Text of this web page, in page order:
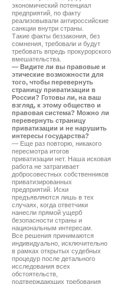
экономический потенциал
предприятий, по факту
реализовывали антироссийские
санкции внутри страны.
Такие факты беззакония, без
сомнения, требовали и будут
требовать впредь прокурорского
вмешательства.
— Видите ли вы правовые и
этические возможности для
того, чтобы перевернуть
страницу приватизации в
России? Готовы ли, на ваш
взгляд, к этому общество и
правовая система? Можно ли
перевернуть страницу
приватизации и не нарушить
интересы государства?
— Еще раз повторю, никакого
пересмотра итогов
приватизации нет. Наша исковая
работа не затрагивает
добросовестных собственников
приватизированных
предприятий. Иски
предъявляются лишь в тех
случаях, когда ответчики
нанесли прямой ущерб
безопасности страны и
национальным интересам.
Все решения принимаются
индивидуально, исключительно
в рамках открытых судебных
процедур после детального
исследования всех
обстоятельств,
подтверждающих требования